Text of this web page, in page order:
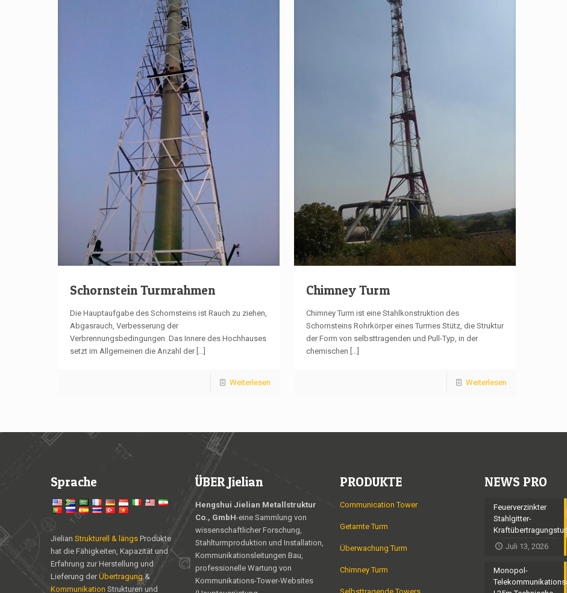
Schornstein Turmrahmen
Die Hauptaufgabe des Schornsteins ist Rauch zu ziehen,
Abgasrauch, Verbesserung der
Verbrennungsbedingungen. Das Innere des Hochhauses
setzt im Allgemeinen die Anzahl der[...]
Weiterlesen
Chimney Turm
Chimney Turm ist eine Stahlkonstruktion des
Schornsteins Rohrkörper eines Turmes Stütz, die Struktur
der Form von selbsttragenden und Pull-Typ, in der
chemischen [...]
Weiterlesen
Sprache
Jielian Strukturell & längs Produkte
hat die Fähigkeiten, Kapazität und
Erfahrung zur Herstellung und
Lieferung der Übertragung&
Kommunikation Strukturen und
ÜBER Jielian
Hengshui Jielian Metallstruktur
Co., GmbH-eine Sammlung von
wissenschaftlicher Forschung,
Stahlturmproduktion und Installation,
Kommunikationsleitungen Bau,
professionelle Wartung von
Kommunikations-Tower-Websites
PRODUKTE
Communication Tower
Getarnte Turm
Überwachung Turm
Chimney Turm
NEWS PRO
Feuerverzinkter
Stahlgitter-
Juli 13, 2026
Monopol-